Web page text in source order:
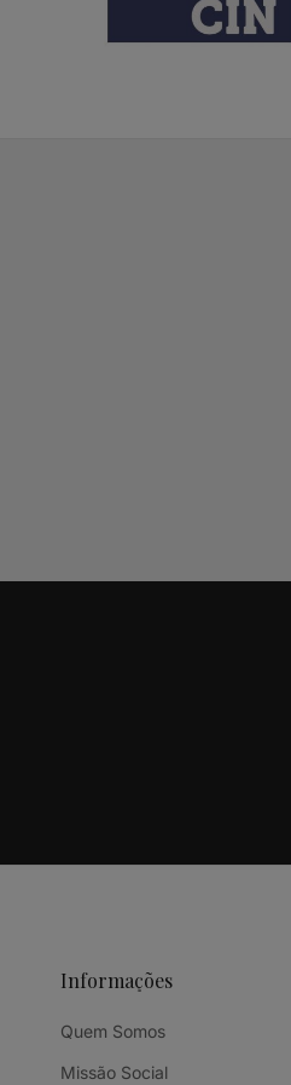
Informações
Quem Somos
Missão Social